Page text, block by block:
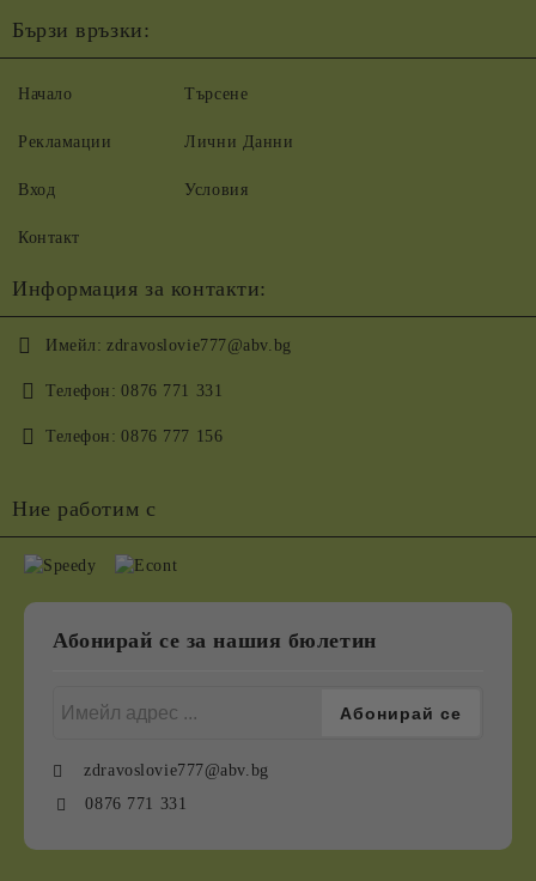
Бързи връзки:
Начало
Рекламации
Вход
Контакт
Търсене
Лични Данни
Условия
Информация за контакти:
Имейл: zdravoslovie777@abv.bg
Телефон: 0876 771 331
Телефон: 0876 777 156
Ние работим с
Абонирай се за нашия бюлетин
zdravoslovie777@abv.bg
0876 771 331